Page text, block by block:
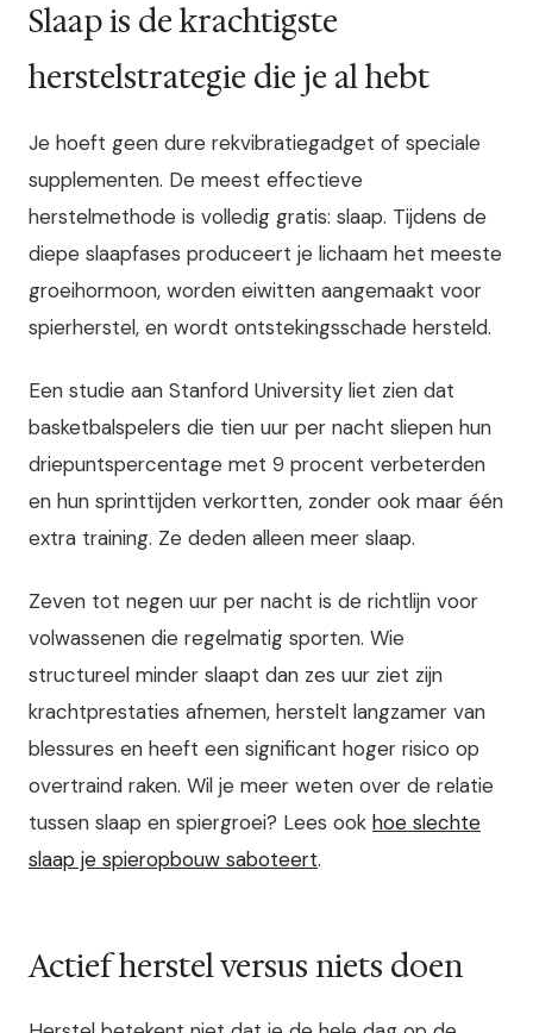
Slaap is de krachtigste
herstelstrategie die je al hebt
Je hoeft geen dure rekvibratiegadget of speciale
supplementen. De meest effectieve
herstelmethode is volledig gratis: slaap. Tijdens de
diepe slaapfases produceert je lichaam het meeste
groeihormoon, worden eiwitten aangemaakt voor
spierherstel, en wordt ontstekingsschade hersteld.
Een studie aan Stanford University liet zien dat
basketbalspelers die tien uur per nacht sliepen hun
driepuntspercentage met 9 procent verbeterden
en hun sprinttijden verkortten, zonder ook maar één
extra training. Ze deden alleen meer slaap.
Zeven tot negen uur per nacht is de richtlijn voor
volwassenen die regelmatig sporten. Wie
structureel minder slaapt dan zes uur ziet zijn
krachtprestaties afnemen, herstelt langzamer van
blessures en heeft een significant hoger risico op
overtraind raken. Wil je meer weten over de relatie
tussen slaap en spiergroei? Lees ook hoe slechte
slaap je spieropbouw saboteert.
Actief herstel versus niets doen